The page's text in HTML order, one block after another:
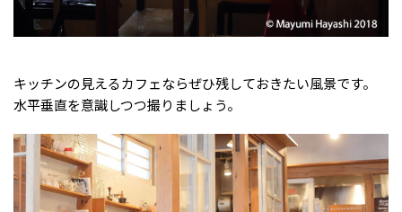
キッチンの見えるカフェならぜひ残しておきたい風景です。
水平垂直を意識しつつ撮りましょう。